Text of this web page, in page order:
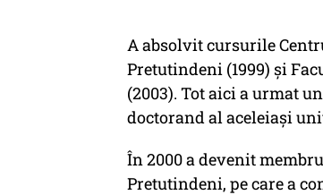
A absolvit cursurile
Pretutindeni (1999) și
(2003). Tot aici a urmat
doctorand al aceleiași
În 2000 a devenit
Pretutindeni, pe care a